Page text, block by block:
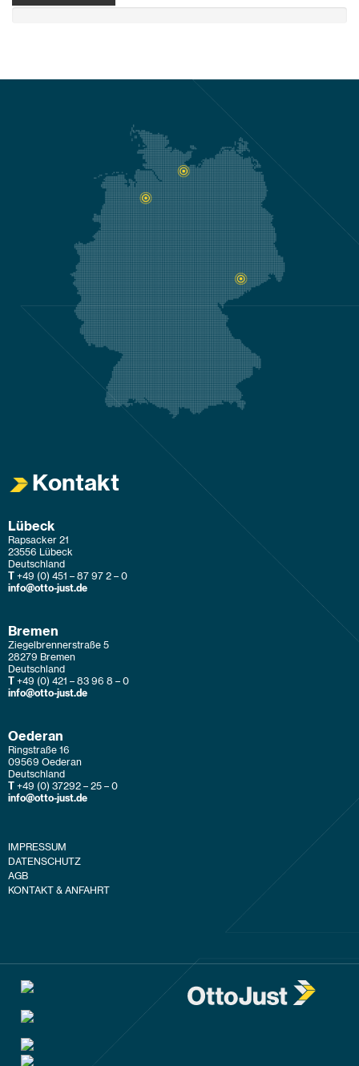
Kontakt
Lübeck
Rapsacker 21
23556 Lübeck
Deutschland
T +49 (0) 451 – 87 97 2 – 0
info@otto-just.de
Bremen
Ziegelbrennerstraße 5
28279 Bremen
Deutschland
T +49 (0) 421 – 83 96 8 – 0
info@otto-just.de
Oederan
Ringstraße 16
09569 Oederan
Deutschland
T +49 (0) 37292 – 25 – 0
info@otto-just.de
IMPRESSUM
DATENSCHUTZ
AGB
KONTAKT & ANFAHRT